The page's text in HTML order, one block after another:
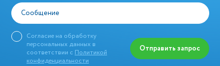
Сообщение
Согласие на обработку
персональных данных в
соответствии с Политикой
конфиденциальности
Отправить запрос